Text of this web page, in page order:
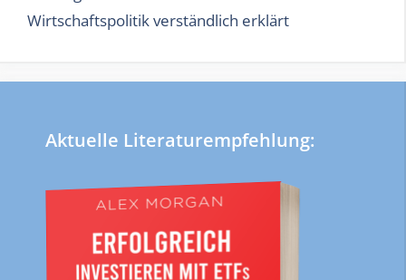
Wirtschaftspolitik verständlich erklärt
Aktuelle Literaturempfehlung: